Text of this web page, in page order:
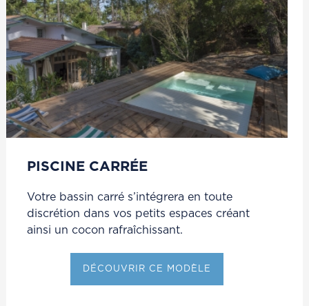
PISCINE CARRÉE
Votre bassin carré s’intégrera en toute
discrétion dans vos petits espaces créant
ainsi un cocon rafraîchissant.
DÉCOUVRIR CE MODÈLE